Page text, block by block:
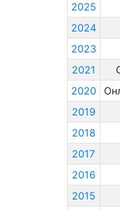
2025
2024
2023
2021
2020
2019
2018
2017
2016
2015